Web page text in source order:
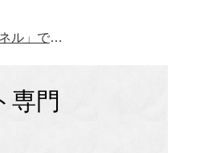
吉本興業の「沼津ラクーンよしもと劇場チャンネル」で紹介されました。
専門